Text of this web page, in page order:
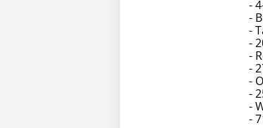
-
-
-
-
-
-
-
-
-
-